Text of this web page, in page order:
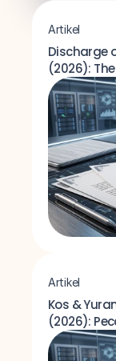
Artikel
Discharge
(2026):
Artikel
Kos &
(2026):